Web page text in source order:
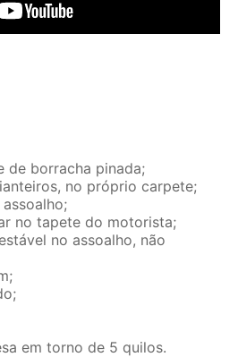
de borracha pinada;
no próprio carpete;
no tapete do motorista;
no assoalho, não
em torno de 5 quilos.